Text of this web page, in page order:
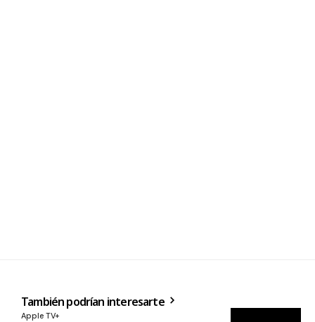
También podrían interesarte
Apple TV+